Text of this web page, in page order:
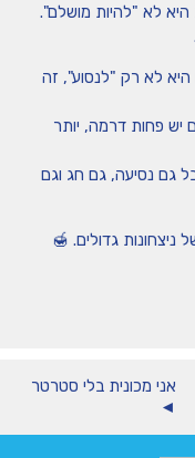
"להיות מושלם".
רק "לנסוע", זה
דרמה, יותר
נסיעה, גם חג וגם
גדולים. 🍯
אני מכונית בלי סטרטר